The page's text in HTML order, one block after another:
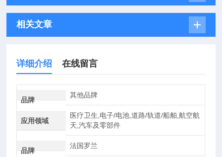
相关文章
详细介绍 在线留言
品牌
其他品牌
应用领域
医疗卫生,电子/电池,道路/轨道/船舶,航空航
天,汽车及零部件
品牌
法国罗兰